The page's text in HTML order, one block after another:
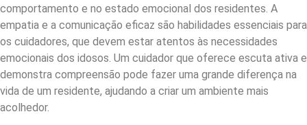
comportamento e no estado emocional dos residentes. A
empatia e a comunicação eficaz são habilidades essenciais para
os cuidadores, que devem estar atentos às necessidades
emocionais dos idosos. Um cuidador que oferece escuta ativa e
demonstra compreensão pode fazer uma grande diferença na
vida de um residente, ajudando a criar um ambiente mais
acolhedor.